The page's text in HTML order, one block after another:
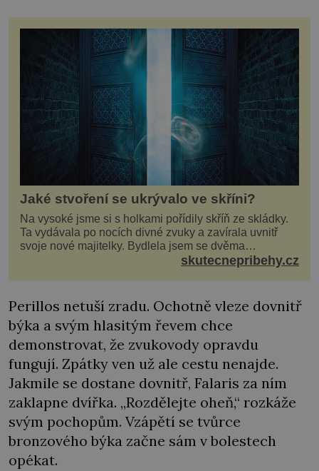
Jaké stvoření se ukrývalo ve skříni?
Na vysoké jsme si s holkami pořídily skříň ze skládky.
Ta vydávala po nocích divné zvuky a zavírala uvnitř
svoje nové majitelky. Bydlela jsem se dvěma
kamarádkami a bavilo nás zvelebovat si náš byt. Skoro
skutecnepribehy.cz
Perillos netuší zradu. Ochotně vleze dovnitř
býka a svým hlasitým řevem chce
demonstrovat, že zvukovody opravdu
fungují. Zpátky ven už ale cestu nenajde.
Jakmile se dostane dovnitř, Falaris za ním
zaklapne dvířka. „Rozdělejte oheň,“ rozkáže
svým pochopům. Vzápětí se tvůrce
bronzového býka začne sám v bolestech
opékat.